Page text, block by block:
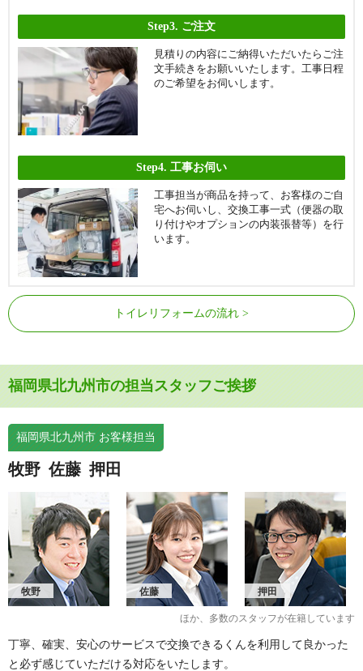
町、美吉野町、椋枝、元城町、森下町
ヤ行 屋敷、八千代町、八枝、山寺町、夕原町、養福寺町
力丸町
若葉、割子川
ア行
荒手、荒生田、石坪町、猪倉町、祝町、枝光、枝光本
町、大蔵、大谷、大平町、大宮町、尾倉
カ行
勝山、上本町、神山町、河内、川淵町、祇園、祇園原
町、清田、景勝町、小熊野
サ行 山路、山路松尾町、山王、昭和、白川町、末広町、諏訪
タ行 高見、竹下町、田代、茶屋町、中央、槻田、天神町
ナ行 中尾、中畑、西台良町、西本町、西丸山町
ハ行
羽衣町、八王寺町、花尾町、春の町、東田、東台良町、
東鉄町、東丸山町、東山、日の出、平野、藤見町、帆柱
前田、松尾町、宮田町、宮の町、桃園
町、蜑住、有毛、安瀬、安屋、今光、栄盛川町、老松、
うみ中央、久岐の浜、小石、小石本村町、小糸町、向洋
町、小敷、小敷ひびきの
タ行
高須、高須東、高須西、高須南、高須北、竹並、棚田
町、童子丸、頓田
ナ行
中川町、中畑町、波打町、西小石町、西園町、西天神
町、西畑町
ハ行
白山、畠田、畑谷町、花野路、浜町、払川、原町、東小
石町、東畑町、東二島、ひびきの、ひびきの北、ひびき
マ行 南二島、宮前町、宮丸
Step3. ご注文
見積りの内容にご納得いただいたらご注
文手続きをお願いいたします。工事日程
のご希望をお伺いします。
Step4. 工事お伺い
工事担当が商品を持って、お客様のご自
宅へお伺いし、交換工事一式（便器の取
り付けやオプションの内装張替等）を行
います。
トイレリフォームの流れ
福岡県北九州市の担当スタッフご挨拶
福岡県北九州市 お客様担当
牧野 佐藤 押田
牧野 佐藤 押田
ほか、多数のスタッフが在籍しています
丁寧、確実、安心のサービスで交換できるくんを利用して良かった
と必ず感じていただける対応をいたします。